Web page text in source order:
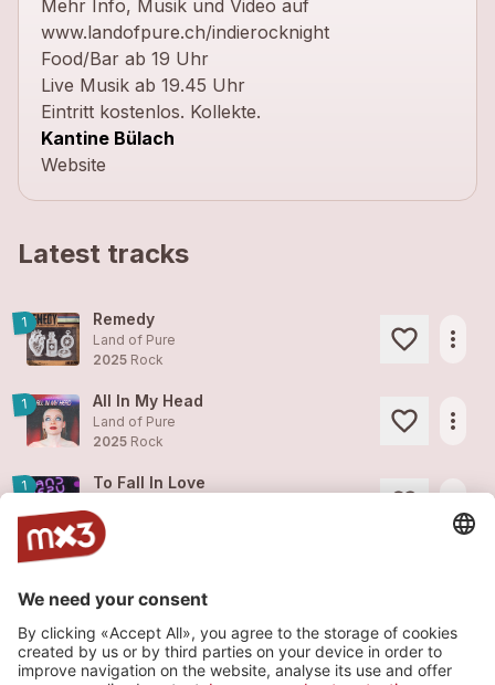
Mehr Info, Musik und Video auf
www.landofpure.ch/indierocknight
Food/Bar ab 19 Uhr
Live Musik ab 19.45 Uhr
Eintritt kostenlos. Kollekte.
Kantine Bülach
Website
Latest tracks
1 Remedy
Land of Pure
2025 Rock
more_horiz
1 All In My Head
Land of Pure
2025 Rock
more_horiz
1 To Fall In Love
2025
1
2025Rock
She's The Feather
Land of Pure
more_horiz